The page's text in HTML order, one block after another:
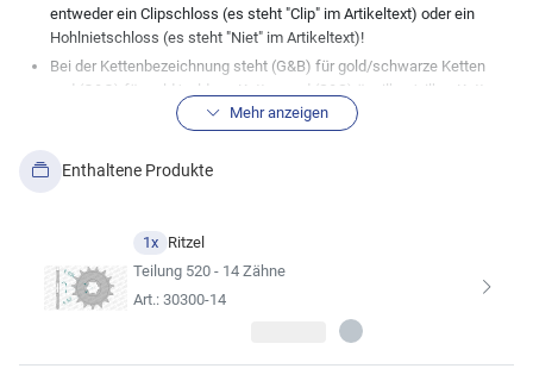
entweder ein Clipschloss (es steht "Clip" im Artikeltext) oder ein
Hohlnietschloss (es steht "Niet" im Artikeltext)!
Bei der Kettenbezeichnung steht (G&B) für gold/schwarze Ketten
und (G&G) für gold/goldene Ketten und (S&S) ür silber/silber Ketten.
Normale, stahlfarbene Ketten (genannt schwarz), haben keine
Wichtige Info in Bezug zu den Teilen im Kettensatz:
Datenblättern der Fahrzeughersteller, daher weisen wir ausdrücklich
die absolute Richtigkeit der von uns hier angezeigten
Fahrzeugzuordnungen zu dem angebotenen Artikel von uns. Bei
vielen Fahrzeugen wurden auch gerne mal undokumentierte
Änderungen seitens der Hersteller durchgeführt, so dass die hier
Mehr anzeigen
Enthaltene Produkte
1x Ritzel
Teilung 520 - 14 Zähne
Art.: 30300-14